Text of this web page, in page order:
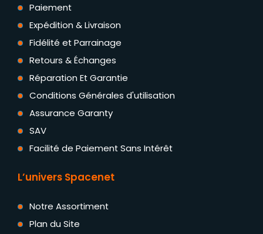
Paiement
Expédition & Livraison
Fidélité et Parrainage
Retours & Échanges
Réparation Et Garantie
Conditions Générales d'utilisation
Assurance Garanty
SAV
Facilité de Paiement Sans Intérêt
L’univers Spacenet
Notre Assortiment
Plan du Site